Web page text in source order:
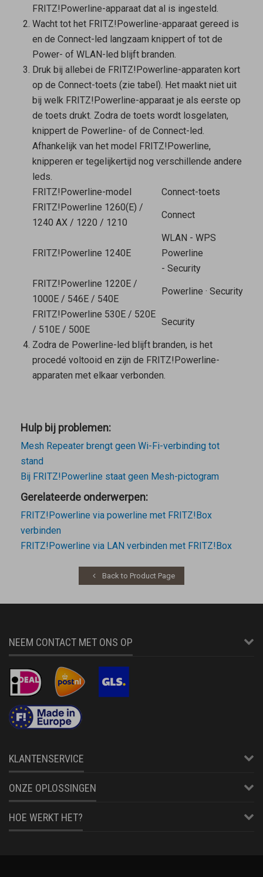
FRITZ!Powerline-apparaat dat al is ingesteld.
Wacht tot het FRITZ!Powerline-apparaat gereed is
en de Connect-led langzaam knippert of tot de
Power- of WLAN-led blijft branden.
Druk bij allebei de FRITZ!Powerline-apparaten kort
op de Connect-toets (zie tabel). Het maakt niet uit
bij welk FRITZ!Powerline-apparaat je als eerste op
de toets drukt. Zodra de toets wordt losgelaten,
knippert de Powerline- of de Connect-led.
Afhankelijk van het model FRITZ!Powerline,
knipperen er tegelijkertijd nog verschillende andere
leds.
FRITZ!Powerline-model
Connect-toets
FRITZ!Powerline 1260(E) /
1240 AX / 1220 / 1210
Connect
FRITZ!Powerline 1240E
WLAN - WPS
Powerline
- Security
FRITZ!Powerline 1220E /
1000E / 546E / 540E
Powerline · Security
FRITZ!Powerline 530E / 520E
/ 510E / 500E
Security
Zodra de Powerline-led blijft branden, is het
procedé voltooid en zijn de FRITZ!Powerline-
apparaten met elkaar verbonden.
Hulp bij problemen:
Mesh Repeater brengt geen Wi-Fi-verbinding tot
stand
Bij FRITZ!Powerline staat geen Mesh-pictogram
Gerelateerde onderwerpen:
FRITZ!Powerline via powerline met FRITZ!Box
verbinden
FRITZ!Powerline via LAN verbinden met FRITZ!Box
Back to Product Page
NEEM CONTACT MET ONS OP
KLANTENSERVICE
ONZE OPLOSSINGEN
HOE WERKT HET?